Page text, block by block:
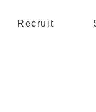
Recruit